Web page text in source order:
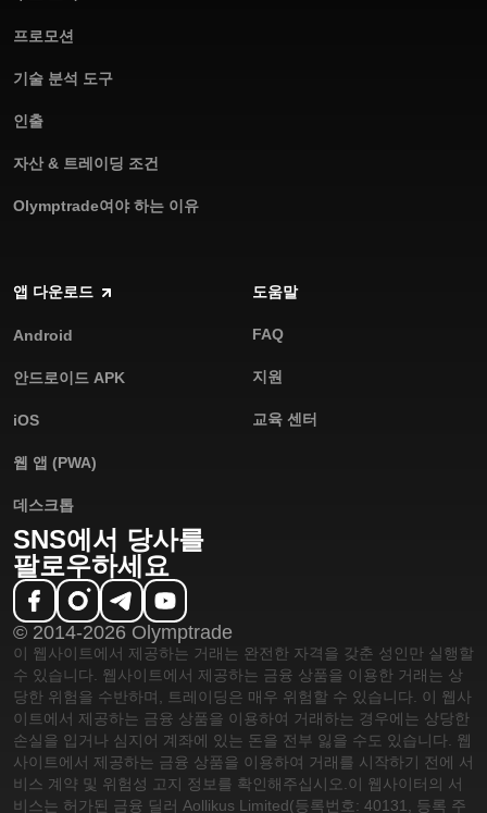
프로모션
기술 분석 도구
인출
자산 & 트레이딩 조건
Olymptrade여야 하는 이유
앱 다운로드
Android
안드로이드 APK
iOS
웹 앱 (PWA)
데스크톱
도움말
FAQ
지원
교육 센터
SNS에서 당사를
팔로우하세요
© 2014-2026 Olymptrade
이 웹사이트에서 제공하는 거래는 완전한 자격을 갖춘 성인만 실행할
수 있습니다. 웹사이트에서 제공하는 금융 상품을 이용한 거래는 상
당한 위험을 수반하며, 트레이딩은 매우 위험할 수 있습니다. 이 웹사
이트에서 제공하는 금융 상품을 이용하여 거래하는 경우에는 상당한
손실을 입거나 심지어 계좌에 있는 돈을 전부 잃을 수도 있습니다. 웹
사이트에서 제공하는 금융 상품을 이용하여 거래를 시작하기 전에 서
비스 계약 및 위험성 고지 정보를 확인해주십시오.이 웹사이터의 서
비스는 허가된 금융 딜러 Aollikus Limited(등록번호: 40131, 등록 주